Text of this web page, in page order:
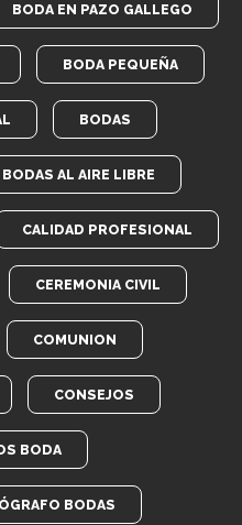
BODA EN PAZO GALLEGO
BODA PEQUEÑA
BODAS
BODAS AL AIRE LIBRE
CALIDAD PROFESIONAL
CEREMONIA CIVIL
COMUNION
CONSEJOS
BODA
BODAS